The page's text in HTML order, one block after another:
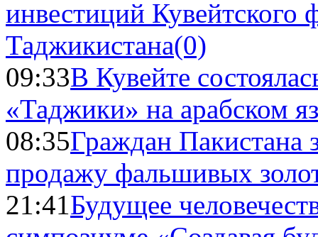
инвестиций Кувейтского
Таджикистана(0)
09:33В Кувейте
«Таджики» на арабском
08:35Граждан Пакистана
продажу фальшивых
21:41Будущее